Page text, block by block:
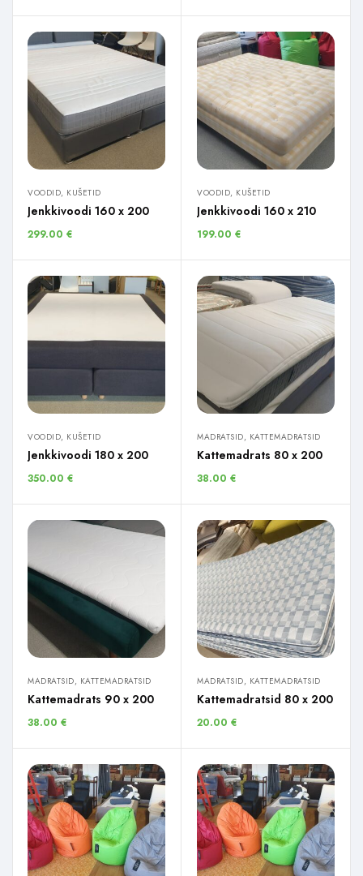
VOODID, KUŠETID
Jenkkivoodi 160 x 200
299.00 €
VOODID, KUŠETID
Jenkkivoodi 160 x 210
199.00 €
VOODID, KUŠETID
Jenkkivoodi 180 x 200
350.00 €
MADRATSID, KATTEMADRATSID
Kattemadrats 80 x 200
38.00 €
MADRATSID, KATTEMADRATSID
Kattemadrats 90 x 200
38.00 €
MADRATSID, KATTEMADRATSID
Kattemadratsid 80 x 200
20.00 €